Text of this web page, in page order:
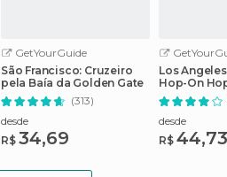
GetYourGuide
São Francisco: Cruzeiro
pela Baía da Golden Gate
(313)
desde
R$ 34,69
Los
Hop-On
guia de
desde
R$ 44,73